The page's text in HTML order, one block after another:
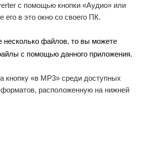
с помощью кнопки «Аудио» или
его в это окно со своего ПК.
несколько файлов, то вы можете
с помощью данного приложения.
кнопку «в MP3» среди доступных
расположенную на нижней